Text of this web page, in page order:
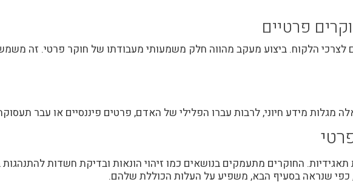
פרטיים
לצרכי הלקוח. ביצוע מעקב מהווה חלק משמעותי מעבודתו של חוקר פרטי. זה
מגלות מידע חיוני, לרבות עברו הפלילי של האדם, פרטים פיננסיים או עבר
החוקרים מתעמקים בנושאים כמו זיהוי הונאות ובדיקת חשדות
שנראה בסעיף הבא, משפיע על העלות הכוללת שלהם.